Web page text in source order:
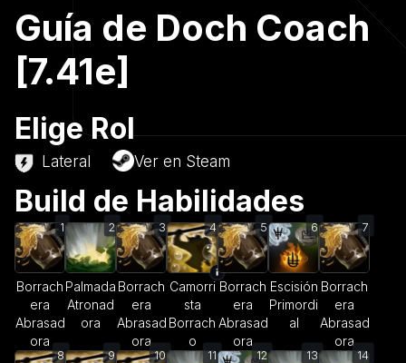
Guía de Doch Coach
[7.41e]
Elige Rol
Lateral Ver en Steam
Build de Habilidades
1
Borrach
era
Abrasad
ora
2
Palmada
Atronad
ora
3
Borrach
era
Abrasad
ora
4
Camorri
sta
Borrach
o
5
Borrach
era
Abrasad
ora
6
Escisión
Primordi
al
7
Borrach
era
Abrasad
ora
8 9 10 11 12 13 14